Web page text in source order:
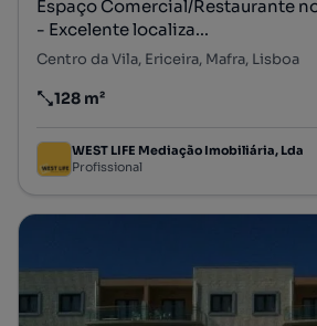
Espaço Comercial/Restaurante
- Excelente localiza...
Centro da Vila, Ericeira, Mafra, Lisboa
Preço por metro quadrado
128 m²
WEST LIFE Mediação Imobiliária, Lda
Profissional